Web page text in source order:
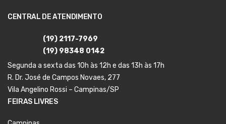
CENTRAL DE ATENDIMENTO
(19) 2117-7969
(19) 98348 0142
Segunda a sexta das 10h às 12h e das 13h às 17h
R. Dr. José de Campos Novaes, 277
Vila Angelino Rossi – Campinas/SP
FEIRAS LIVRES